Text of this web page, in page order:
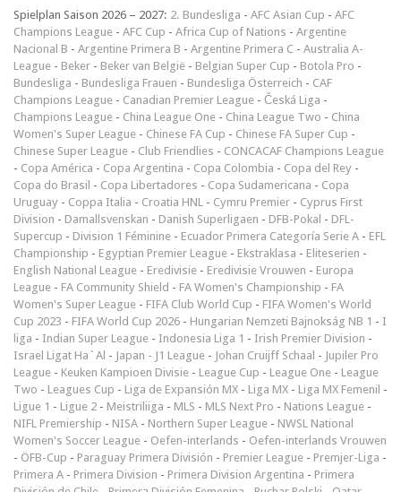
Spielplan Saison 2026 – 2027: 2. Bundesliga - AFC Asian Cup - AFC
Champions League - AFC Cup - Africa Cup of Nations - Argentine
Nacional B - Argentine Primera B - Argentine Primera C - Australia A-
League - Beker - Beker van België - Belgian Super Cup - Botola Pro -
Bundesliga - Bundesliga Frauen - Bundesliga Österreich - CAF
Champions League - Canadian Premier League - Česká Liga -
Champions League - China League One - China League Two - China
Women's Super League - Chinese FA Cup - Chinese FA Super Cup -
Chinese Super League - Club Friendlies - CONCACAF Champions League
- Copa América - Copa Argentina - Copa Colombia - Copa del Rey -
Copa do Brasil - Copa Libertadores - Copa Sudamericana - Copa
Uruguay - Coppa Italia - Croatia HNL - Cymru Premier - Cyprus First
Division - Damallsvenskan - Danish Superligaen - DFB-Pokal - DFL-
Supercup - Division 1 Féminine - Ecuador Primera Categoría Serie A - EFL
Championship - Egyptian Premier League - Ekstraklasa - Eliteserien -
English National League - Eredivisie - Eredivisie Vrouwen - Europa
League - FA Community Shield - FA Women's Championship - FA
Women's Super League - FIFA Club World Cup - FIFA Women's World
Cup 2023 - FIFA World Cup 2026 - Hungarian Nemzeti Bajnokság NB 1 - I
liga - Indian Super League - Indonesia Liga 1 - Irish Premier Division -
Israel Ligat Ha`Al - Japan - J1 League - Johan Cruijff Schaal - Jupiler Pro
League - Keuken Kampioen Divisie - League Cup - League One - League
Two - Leagues Cup - Liga de Expansión MX - Liga MX - Liga MX Femenil -
Ligue 1 - Ligue 2 - Meistriliiga - MLS - MLS Next Pro - Nations League -
NIFL Premiership - NISA - Northern Super League - NWSL National
Women's Soccer League - Oefen-interlands - Oefen-interlands Vrouwen
- ÖFB-Cup - Paraguay Primera División - Premier League - Premjer-Liga -
Primera A - Primera Division - Primera Division Argentina - Primera